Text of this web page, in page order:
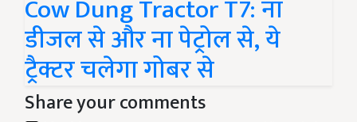
Cow Dung Tractor T7: ना
डीजल से और ना पेट्रोल से, ये
ट्रैक्टर चलेगा गोबर से
Share your comments